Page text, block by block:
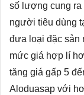
số lượng cung
người tiêu dùng
đưa loại đặc sản
mức giá hợp lí
tăng giá gấp 5
Aloduasap với